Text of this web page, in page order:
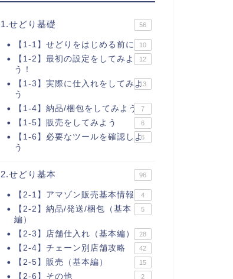
1.せどり基礎 56
【1-1】せどりをはじめる前に 10
【1-2】最初の設定をしてみよ
う！
12
【1-3】実際に仕入れをしてみよ
う
13
【1-4】納品/梱包をしてみよう 7
【1-5】販売をしてみよう 6
【1-6】必要なツールを確認しよ
う
6
2.せどり基本 96
【2-1】アマゾン販売基本情報 4
【2-2】納品/発送/梱包（基本
編）
5
【2-3】店舗仕入れ（基本編） 28
【2-4】チェーン別店舗攻略 42
【2-5】販売（基本編） 15
【2-6】その他 2